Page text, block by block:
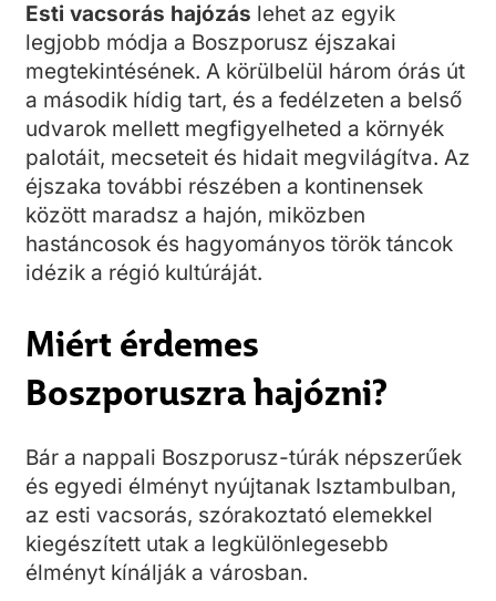
Esti vacsorás hajózás lehet az egyik
legjobb módja a Boszporusz éjszakai
megtekintésének. A körülbelül három órás út
a második hídig tart, és a fedélzeten a belső
udvarok mellett megfigyelheted a környék
palotáit, mecseteit és hidait megvilágítva. Az
éjszaka további részében a kontinensek
között maradsz a hajón, miközben
hastáncosok és hagyományos török táncok
idézik a régió kultúráját.
Miért érdemes
Boszporuszra hajózni?
Bár a nappali Boszporusz-túrák népszerűek
és egyedi élményt nyújtanak Isztambulban,
az esti vacsorás, szórakoztató elemekkel
kiegészített utak a legkülönlegesebb
élményt kínálják a városban.